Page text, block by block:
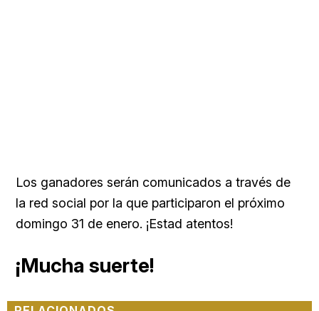
Los ganadores serán comunicados a través de
la red social por la que participaron el próximo
domingo 31 de enero. ¡Estad atentos!
¡Mucha suerte!